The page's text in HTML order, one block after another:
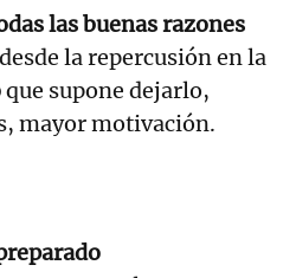
las buenas razones
la repercusión en la
que supone dejarlo,
mayor motivación.